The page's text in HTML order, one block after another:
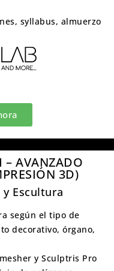
syllabus, almuerzo
– AVANZADO
3D)
Escultura
según el tipo de
decorativo, órgano,
y Sculptris Pro